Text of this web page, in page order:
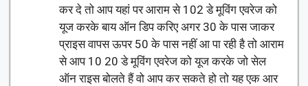
कर दे तो आप यहां पर आराम से 102 डे मूविंग एवरेज को
यूज करके बाय ऑन डिप करिए अगर 30 के पास जाकर
प्राइस वापस ऊपर 50 के पास नहीं आ पा रही है तो आराम
से आप 10 20 डे मूविंग एवरेज को यूज करके जो सेल
ऑन राइस बोलते हैं वो आप कर सकते हो तो यह एक आर